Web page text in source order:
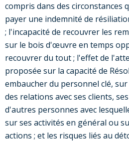
compris dans des circonstances
payer une indemnité de
; l'incapacité de recouvrer les
sur le bois d'œuvre en temps
recouvrer du tout ; l'effet de
proposée sur la capacité de
embaucher du personnel clé,
des relations avec ses clients,
d'autres personnes avec
sur ses activités en général ou
actions ; et les risques liés au